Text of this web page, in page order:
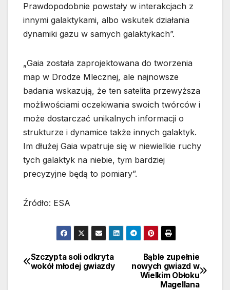
Prawdopodobnie powstały w interakcjach z
innymi galaktykami, albo wskutek działania
dynamiki gazu w samych galaktykach”.
„Gaia została zaprojektowana do tworzenia
map w Drodze Mlecznej, ale najnowsze
badania wskazują, że ten satelita przewyższa
możliwościami oczekiwania swoich twórców i
może dostarczać unikalnych informacji o
strukturze i dynamice także innych galaktyk.
Im dłużej Gaia wpatruje się w niewielkie ruchy
tych galaktyk na niebie, tym bardziej
precyzyjne będą to pomiary”.
Źródło: ESA
Nawigacja
Bąble zupełnie
nowych gwiazd w
Wielkim Obłoku
Magellana
Szczypta soli odkryta
wokół młodej gwiazdy